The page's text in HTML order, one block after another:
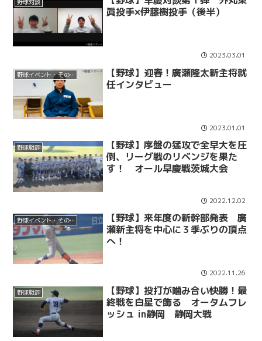
野球対談
眞投手×伊藤樹投手（後半）
2023.03.01
野球イベント・その他
【野球】迎春！廣瀬隆太新主将就
任インタビュー
2023.01.01
野球戦評
【野球】序盤の猛攻で全早大を圧
倒、リーグ戦のリベンジを果た
す！ オール早慶戦茨城大会
2022.12.02
野球イベント・その他
【野球】来年度の新幹部発表 廣
瀬新主将を中心に３季ぶりの頂点
へ！
2022.11.26
野球戦評
【野球】投打が噛み合い快勝！最
終戦を白星で飾る オータムフレ
ッシュ in静岡 静岡大戦